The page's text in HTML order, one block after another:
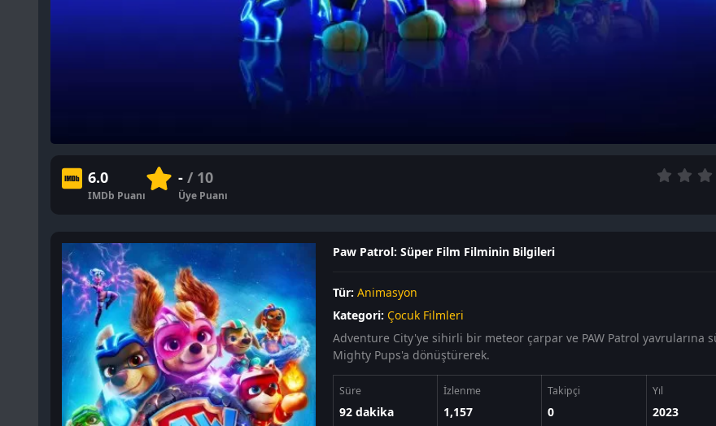
6.0
IMDb Puanı
-/ 10
Üye Puanı
Paw Patrol: Süper Film Filminin Bilgileri
Tür: Animasyon
Kategori: Çocuk Filmleri
Adventure City'ye sihirli bir meteor çarpar ve PAW Patrol yavrularına
Mighty Pups'a dönüştürerek.
Süre
92 dakika
İzlenme
1,157
Takipçi
0
Yıl
2023